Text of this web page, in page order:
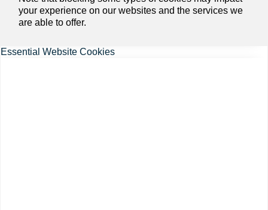
your experience on our websites and the services we
are able to offer.
Essential Website Cookies